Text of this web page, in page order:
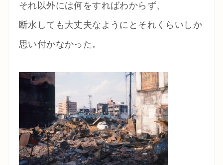
それ以外には何をすればわからず、
断水しても大丈夫なようにとそれくらいしか
思い付かなかった。